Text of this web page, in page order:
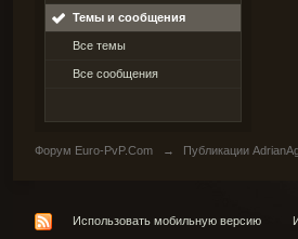
Темы и сообщения
Все темы
Все сообщения
Форум Euro-PvP.Com → Публикации
Использовать мобильную версию